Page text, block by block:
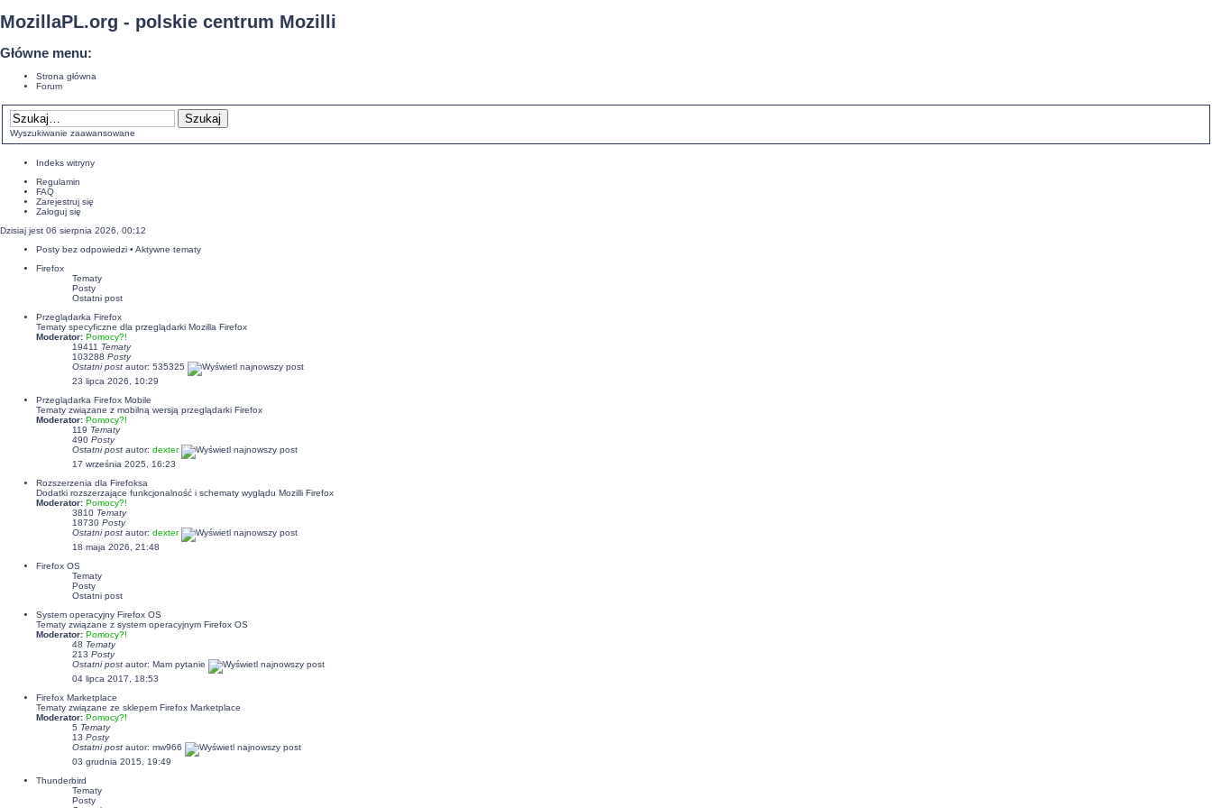
MozillaPL.org - polskie centrum Mozilli
Główne menu:
Strona główna
Forum
Wyszukiwanie zaawansowane
Indeks witryny
Regulamin
FAQ
Zarejestruj się
Zaloguj się
Dzisiaj jest 06 sierpnia 2026, 00:12
Posty bez odpowiedzi • Aktywne tematy
Firefox
Tematy
Posty
Ostatni post
Przeglądarka Firefox
Tematy specyficzne dla przeglądarki Mozilla Firefox
Moderator: Pomocy?!
19411 Tematy
103288 Posty
Ostatni post autor: 535325
23 lipca 2026, 10:29
Przeglądarka Firefox Mobile
Tematy związane z mobilną wersją przeglądarki Firefox
Moderator: Pomocy?!
119 Tematy
490 Posty
Ostatni post autor: dexter
17 września 2025, 16:23
Rozszerzenia dla Firefoksa
Dodatki rozszerzające funkcjonalność i schematy wyglądu Mozilli Firefox
Moderator: Pomocy?!
3810 Tematy
18730 Posty
Ostatni post autor: dexter
18 maja 2026, 21:48
Firefox OS
Tematy
Posty
Ostatni post
System operacyjny Firefox OS
Tematy związane z system operacyjnym Firefox OS
Moderator: Pomocy?!
48 Tematy
213 Posty
Ostatni post autor: Mam pytanie
04 lipca 2017, 18:53
Firefox Marketplace
Tematy związane ze sklepem Firefox Marketplace
Moderator: Pomocy?!
5 Tematy
13 Posty
Ostatni post autor: mw966
03 grudnia 2015, 19:49
Thunderbird
Tematy
Posty